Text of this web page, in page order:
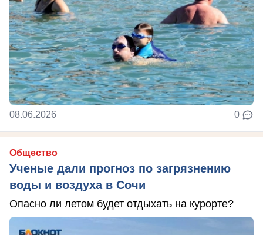
08.06.2026 0
Общество
Ученые дали прогноз по загрязнению
воды и воздуха в Сочи
Опасно ли летом будет отдыхать на курорте?